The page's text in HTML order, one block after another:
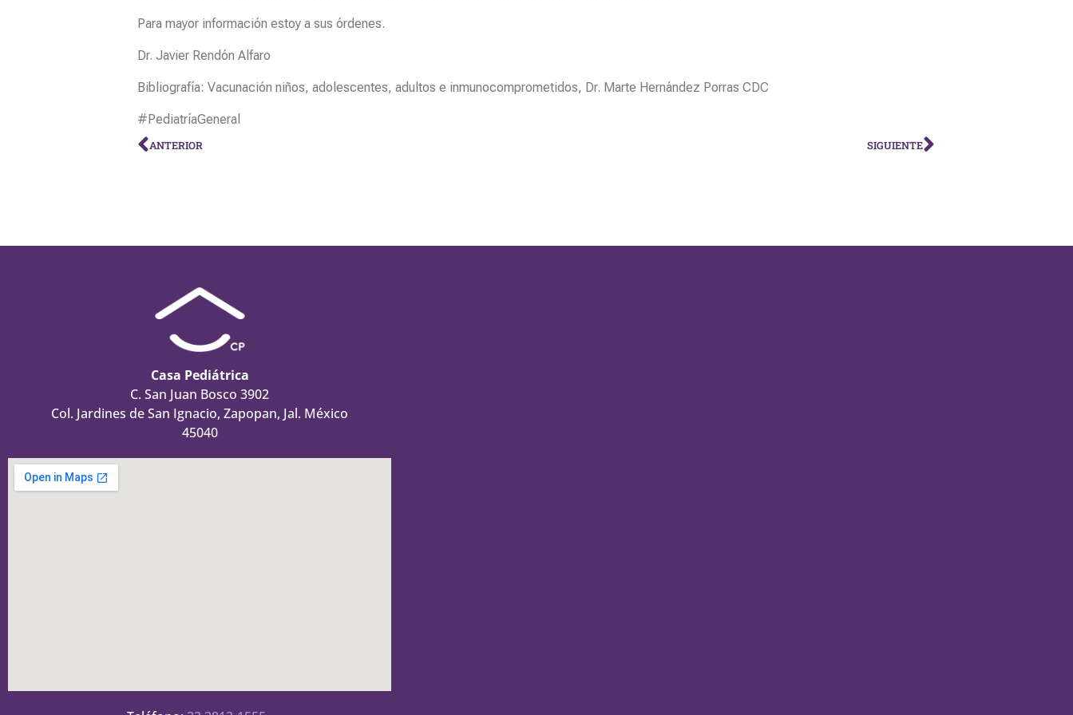
Para mayor información estoy a sus órdenes.
Dr. Javier Rendón Alfaro
Bibliografía: Vacunación niños, adolescentes, adultos e inmunocomprometidos, Dr. Marte Hernández Porras CDC
#PediatríaGeneral
ANTERIOR SIGUIENTE
Casa Pediátrica
C. San Juan Bosco 3902
Col. Jardines de San Ignacio, Zapopan, Jal. México
45040